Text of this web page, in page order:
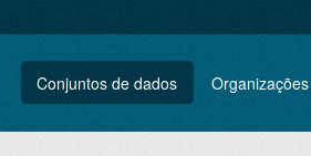
Conjuntos de dados Organizações